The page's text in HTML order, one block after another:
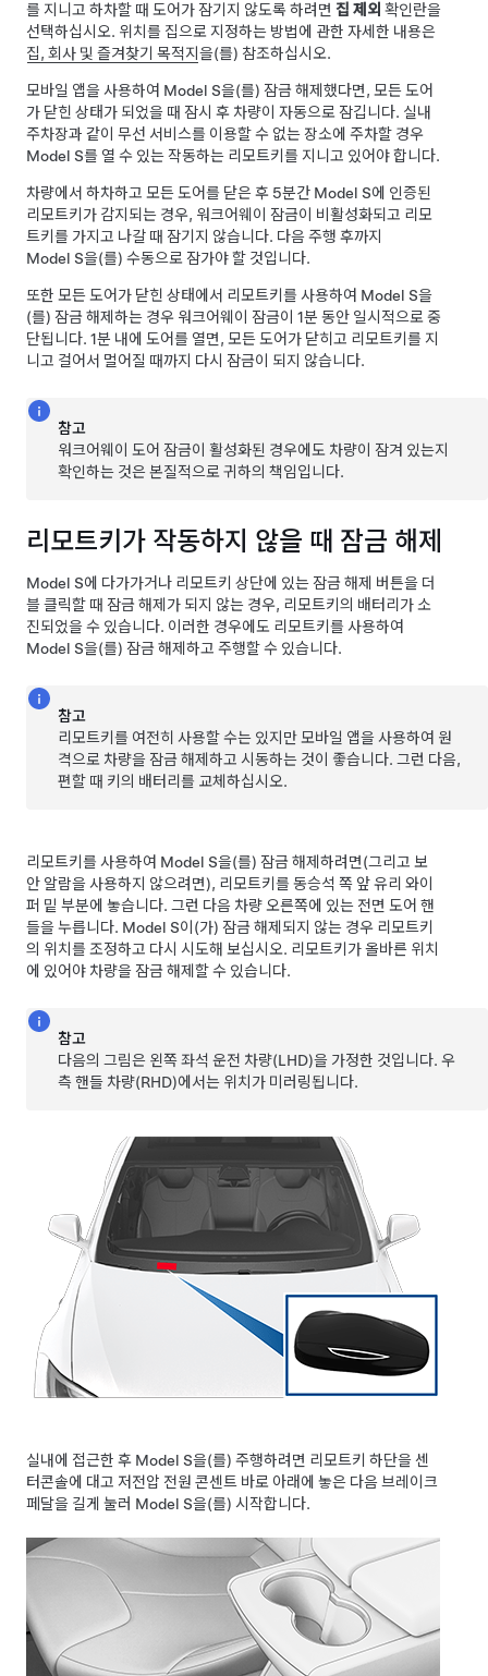
를 지니고 하차할 때 도어가 잠기지 않도록 하려면 집 제외 확인란을
선택하십시오. 위치를 집으로 지정하는 방법에 관한 자세한 내용은
집, 회사 및 즐겨찾기 목적지 을(를) 참조하십시오.
모바일 앱을 사용하여 Model S을(를) 잠금 해제했다면, 모든 도어
가 닫힌 상태가 되었을 때 잠시 후 차량이 자동으로 잠깁니다. 실내
주차장과 같이 무선 서비스를 이용할 수 없는 장소에 주차할 경우
Model S를 열 수 있는 작동하는 리모트키를 지니고 있어야 합니다.
차량에서 하차하고 모든 도어를 닫은 후 5분간 Model S에 인증된
리모트키가 감지되는 경우, 워크어웨이 잠금이 비활성화되고 리모
트키를 가지고 나갈 때 잠기지 않습니다. 다음 주행 후까지
Model S을(를) 수동으로 잠가야 할 것입니다.
또한 모든 도어가 닫힌 상태에서 리모트키를 사용하여 Model S을
(를) 잠금 해제하는 경우 워크어웨이 잠금이 1분 동안 일시적으로 중
단됩니다. 1분 내에 도어를 열면, 모든 도어가 닫히고 리모트키를 지
니고 걸어서 멀어질 때까지 다시 잠금이 되지 않습니다.
참고
워크어웨이 도어 잠금이 활성화된 경우에도 차량이 잠겨 있는지
확인하는 것은 본질적으로 귀하의 책임입니다.
리모트키가 작동하지 않을 때 잠금 해제
Model S에 다가가거나 리모트키 상단에 있는 잠금 해제 버튼을 더
블 클릭할 때 잠금 해제가 되지 않는 경우, 리모트키의 배터리가 소
진되었을 수 있습니다. 이러한 경우에도 리모트키를 사용하여
Model S을(를) 잠금 해제하고 주행할 수 있습니다.
참고
리모트키를 여전히 사용할 수는 있지만 모바일 앱을 사용하여 원
격으로 차량을 잠금 해제하고 시동하는 것이 좋습니다. 그런 다음,
편할 때 키의 배터리를 교체하십시오.
리모트키를 사용하여 Model S을(를) 잠금 해제하려면(그리고 보
안 알람을 사용하지 않으려면), 리모트키를 동승석 쪽 앞 유리 와이
퍼 밑 부분에 놓습니다. 그런 다음 차량 오른쪽에 있는 전면 도어 핸
들을 누릅니다. Model S이(가) 잠금 해제되지 않는 경우 리모트키
의 위치를 조정하고 다시 시도해 보십시오. 리모트키가 올바른 위치
에 있어야 차량을 잠금 해제할 수 있습니다.
참고
다음의 그림은 왼쪽 좌석 운전 차량(LHD)을 가정한 것입니다. 우
측 핸들 차량(RHD)에서는 위치가 미러링됩니다.
실내에 접근한 후 Model S을(를) 주행하려면 리모트키 하단을 센
터콘솔에 대고 저전압 전원 콘센트 바로 아래에 놓은 다음 브레이크
페달을 길게 눌러 Model S을(를) 시작합니다.